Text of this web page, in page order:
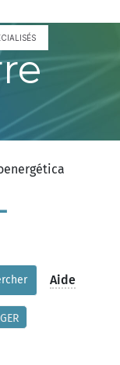
Aide